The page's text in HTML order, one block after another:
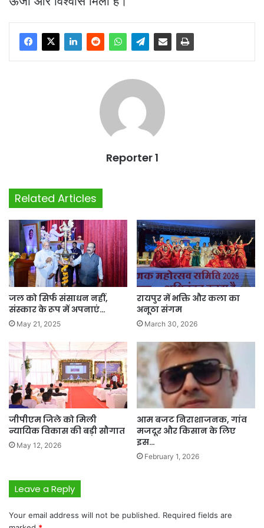
Reporter 1
Related Articles
जल को सिर्फ संसाधन नहीं,
संस्कार के रूप में अपनाएं…
May 21, 2025
रायपुर में भक्ति और कला का
अनूठा संगम
March 30, 2026
जीपीएम जिले को मिली
न्यायिक विकास की बड़ी सौगात
May 12, 2026
आम बजट निराशाजनक, गांव
मजदूर और किसान के लिए
इस…
February 1, 2026
Leave a Reply
Your email address will not be published. Required fields are